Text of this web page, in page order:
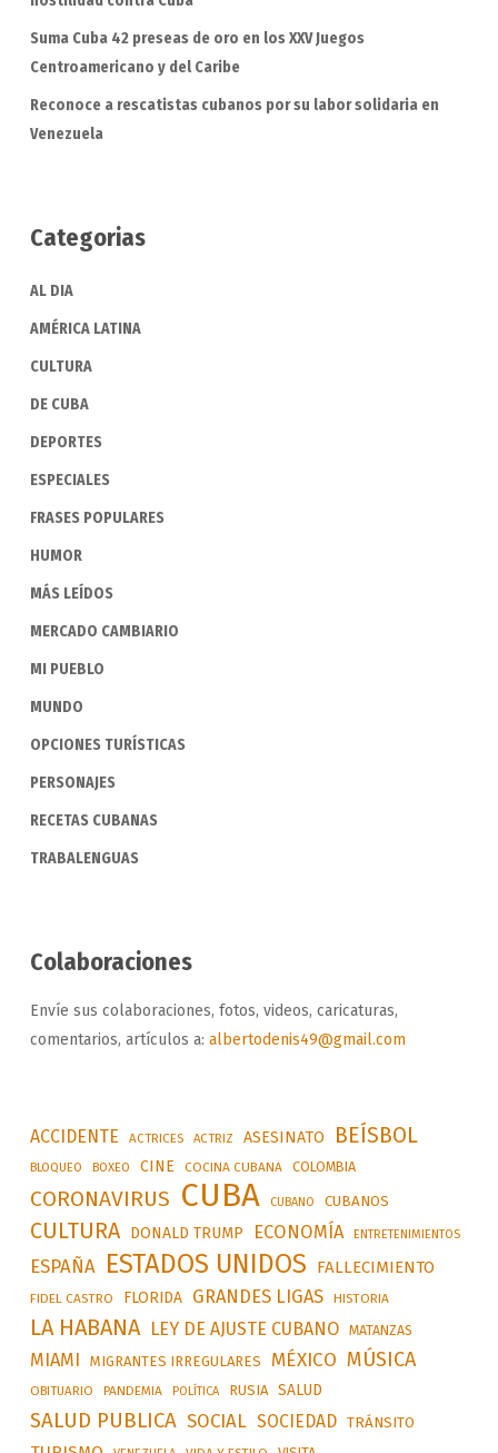
Suma Cuba 42 preseas de oro en los XXV Juegos
Centroamericano y del Caribe
Reconoce a rescatistas cubanos por su labor solidaria en
Venezuela
Categorias
AL DIA
AMÉRICA LATINA
CULTURA
DE CUBA
DEPORTES
ESPECIALES
FRASES POPULARES
HUMOR
MÁS LEÍDOS
MERCADO CAMBIARIO
MI PUEBLO
MUNDO
OPCIONES TURÍSTICAS
PERSONAJES
RECETAS CUBANAS
TRABALENGUAS
Colaboraciones
Envíe sus colaboraciones, fotos, videos, caricaturas,
comentarios, artículos a: albertodenis49@gmail.com
ACCIDENTE ACTRICES ACTRIZ ASESINATO BEÍSBOL
BLOQUEO BOXEO CINE COCINA CUBANA COLOMBIA
CORONAVIRUS CUBA CUBANO CUBANOS
CULTURA DONALD TRUMP ECONOMÍA ENTRETENIMIENTOS
ESPAÑA ESTADOS UNIDOS FALLECIMIENTO
FIDEL CASTRO FLORIDA GRANDES LIGAS HISTORIA
LA HABANA LEY DE AJUSTE CUBANO MATANZAS
MIAMI MIGRANTES IRREGULARES MÉXICO MÚSICA
OBITUARIO PANDEMIA POLÍTICA RUSIA SALUD
SALUD PUBLICA SOCIAL SOCIEDAD TRÁNSITO